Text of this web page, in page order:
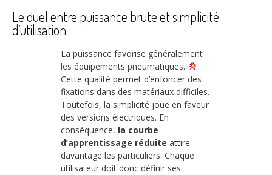
Le duel entre puissance brute et simplicité
d’utilisation
La puissance favorise généralement
les équipements pneumatiques.
Cette qualité permet d’enfoncer des
fixations dans des matériaux difficiles.
Toutefois, la simplicité joue en faveur
des versions électriques. En
conséquence, la courbe
d’apprentissage réduite attire
davantage les particuliers. Chaque
utilisateur doit donc définir ses